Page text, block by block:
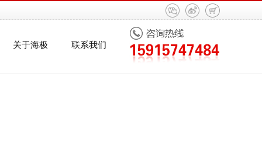
关于海极 联系我们